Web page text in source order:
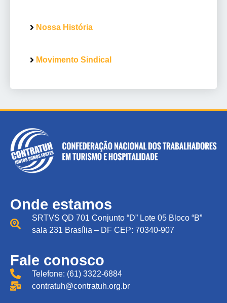
Nossa História
Movimento Sindical
Onde estamos
SRTVS QD 701 Conjunto “D” Lote 05 Bloco “B”
sala 231 Brasília – DF CEP: 70340-907
Fale conosco
Telefone: (61) 3322-6884
contratuh@contratuh.org.br